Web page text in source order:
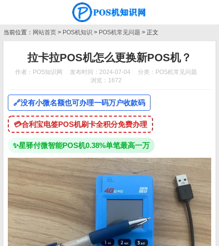
当前位置： 网站首页 > POS机知识 > POS机常见问题 > 正文
拉卡拉POS机怎么更换新POS机？
作者：POS知识网 发布时间：2024-07-04 分类： POS机常见问题
浏览：1672
🔗没有小微名额也可办理一码万户收款码
💳合利宝电签POS机刷卡全积分免费办理
✨星驿付微智能POS机0.38%单笔最高一万